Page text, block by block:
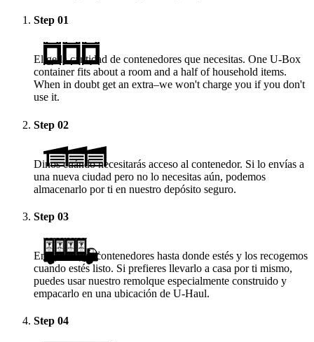
Step 01
Elige la cantidad de contenedores que necesitas. One U-Box
container fits about a room and a half of household items.
When in doubt get an extra–we won't charge you if you don't
use it.
Step 02
Dinos cuándo necesitarás acceso al contenedor. Si lo envías a
una nueva ciudad pero no lo necesitas aún, podemos
almacenarlo por ti en nuestro depósito seguro.
Step 03
Enviamos los contenedores hasta donde estés y los recogemos
cuando estés listo. Si prefieres llevarlo a casa por ti mismo,
puedes usar nuestro remolque especialmente construido y
empacarlo en una ubicación de U-Haul.
Step 04